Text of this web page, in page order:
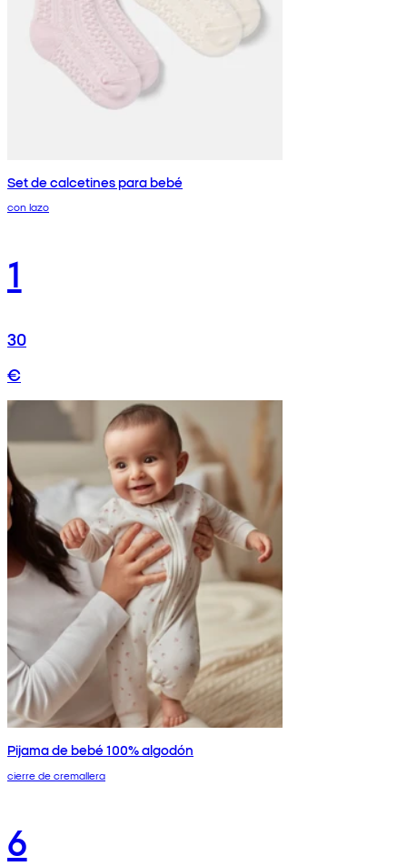
Set de calcetines para bebé
con lazo
1
30
€
Pijama de bebé 100% algodón
cierre de cremallera
6